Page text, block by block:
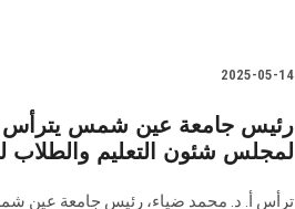
2025-05-14
لمجلس شئون التعليم والطلاب
ترأس أ. د. محمد ضياء، رئيس جامعة عين